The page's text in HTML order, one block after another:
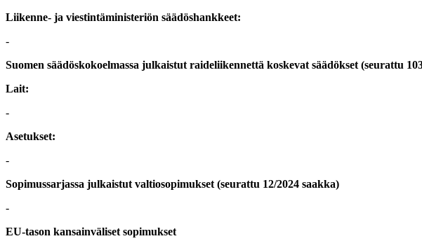
Liikenne- ja viestintäministeriön säädöshankkeet:
-
Suomen säädöskokoelmassa julkaistut raideliikennettä koskevat säädökset (seurattu
Lait:
-
Asetukset:
-
Sopimussarjassa julkaistut valtiosopimukset (seurattu 12/2024 saakka)
-
EU-tason kansainväliset sopimukset